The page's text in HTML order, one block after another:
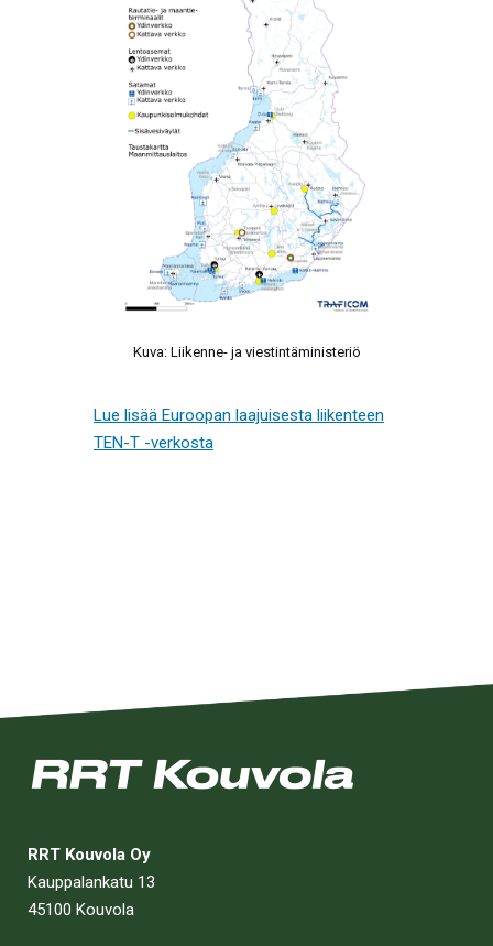
Kuva: Liikenne- ja viestintäministeriö
Lue lisää Euroopan laajuisesta liikenteen
TEN-T -verkosta
RRT Kouvola Oy
Kauppalankatu 13
45100 Kouvola